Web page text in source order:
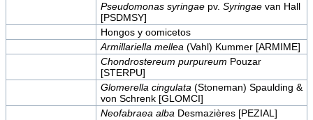
Pseudomonas syringaepv. Syringaevan Hall
[PSDMSY]
Hongos y oomicetos
Armillariella mellea (Vahl) Kummer [ARMIME]
Chondrostereum purpureum Pouzar
[STERPU]
Glomerella cingulata (Stoneman) Spaulding &
von Schrenk [GLOMCI]
Neofabraea alba Desmazières [PEZIAL]